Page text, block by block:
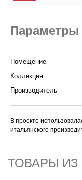
Параметры
Помещение
Коллекция
Производитель
В проекте
итальянского
ТОВАРЫ ИЗ